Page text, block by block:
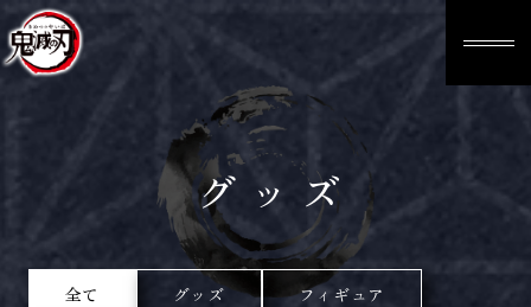
グッズ
全て グッズ フィギュア